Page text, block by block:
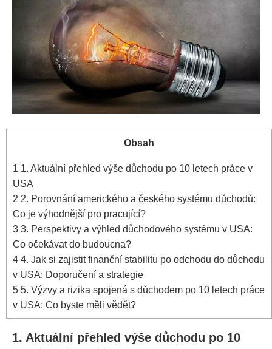
Obsah
1 1. Aktuální přehled výše důchodu po 10 letech práce v
USA
2 2. Porovnání amerického a českého systému důchodů:
Co je výhodnější pro pracující?
3 3. Perspektivy a výhled důchodového systému v USA:
Co očekávat do budoucna?
4 4. Jak si zajistit finanční stabilitu po odchodu do důchodu
v USA: Doporučení a strategie
5 5. Výzvy a rizika spojená s důchodem po 10 letech práce
v USA: Co byste měli vědět?
1. Aktuální přehled výše důchodu po 10